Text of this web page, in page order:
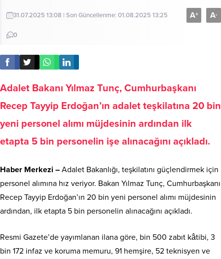
31.07.2025 13:08 | Son Güncellenme: 01.08.2025 13:25
0
A+ A-
Adalet Bakanı Yılmaz Tunç, Cumhurbaşkanı
Recep Tayyip Erdoğan’ın adalet teşkilatına 20 bin
yeni personel alımı müjdesinin ardından ilk
etapta 5 bin personelin işe alınacağını açıkladı.
Haber Merkezi – Adalet Bakanlığı, teşkilatını güçlendirmek için
personel alımına hız veriyor. Bakan Yılmaz Tunç, Cumhurbaşkanı
Recep Tayyip Erdoğan’ın 20 bin yeni personel alımı müjdesinin
ardından, ilk etapta 5 bin personelin alınacağını açıkladı.
Resmi Gazete’de yayımlanan ilana göre, bin 500 zabıt kâtibi, 3
bin 172 infaz ve koruma memuru, 91 hemşire, 52 teknisyen ve